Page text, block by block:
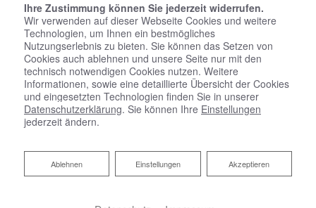
Ihre Zustimmung können Sie jederzeit widerrufen.
Wir verwenden auf dieser Webseite Cookies und weitere
Technologien, um Ihnen ein bestmögliches
Nutzungserlebnis zu bieten. Sie können das Setzen von
Cookies auch ablehnen und unsere Seite nur mit den
technisch notwendigen Cookies nutzen. Weitere
Informationen, sowie eine detaillierte Übersicht der Cookies
und eingesetzten Technologien finden Sie in unserer
Datenschutzerklärung. Sie können Ihre Einstellungen
jederzeit ändern.
Akzeptieren
Einstellungen
Ablehnen
Ablehnen